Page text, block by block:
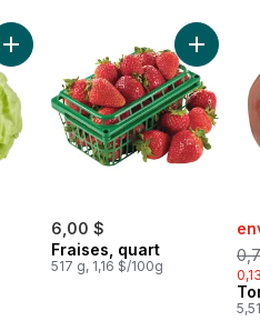
pépins au panier
Ajouter Laitue iceberg au panier
6,00 $
Fraises, quart
517 g, 1,16 $/100g
Ajouter